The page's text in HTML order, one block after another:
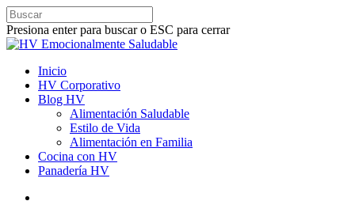
Presiona enter para buscar o ESC para cerrar
Inicio
HV Corporativo
Blog HV
Alimentación Saludable
Estilo de Vida
Alimentación en Familia
Cocina con HV
Panadería HV